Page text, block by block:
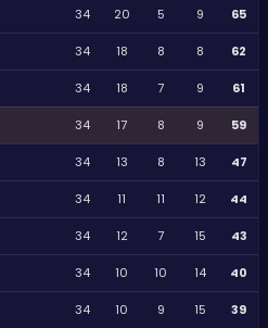
34 20 5 9 65
34 18 8 8 62
34 18 7 9 61
34 17 8 9 59
34 13 8 13 47
34 11 11 12 44
34 12 7 15 43
34 10 10 14 40
34 10 9 15 39